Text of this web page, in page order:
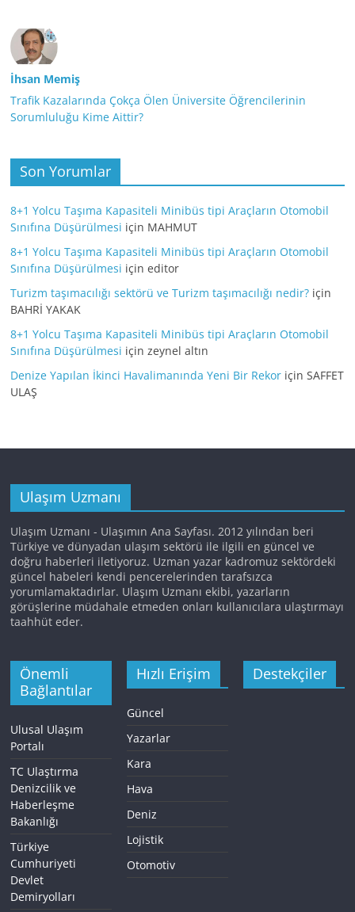
İhsan Memiş
Trafik Kazalarında Çokça Ölen Üniversite Öğrencilerinin
Sorumluluğu Kime Aittir?
Son Yorumlar
8+1 Yolcu Taşıma Kapasiteli Minibüs tipi Araçların Otomobil
Sınıfına Düşürülmesi için MAHMUT
8+1 Yolcu Taşıma Kapasiteli Minibüs tipi Araçların Otomobil
Sınıfına Düşürülmesi içineditor
Turizm taşımacılığı sektörü ve Turizm taşımacılığı nedir? için
BAHRİ YAKAK
8+1 Yolcu Taşıma Kapasiteli Minibüs tipi Araçların Otomobil
Sınıfına Düşürülmesi içinzeynel altın
Denize Yapılan İkinci Havalimanında Yeni Bir Rekor içinSAFFET
ULAŞ
Ulaşım Uzmanı
Ulaşım Uzmanı - Ulaşımın Ana Sayfası. 2012 yılından beri
Türkiye ve dünyadan ulaşım sektörü ile ilgili en güncel ve
doğru haberleri iletiyoruz. Uzman yazar kadromuz sektördeki
güncel habeleri kendi pencerelerinden tarafsızca
yorumlamaktadırlar. Ulaşım Uzmanı ekibi, yazarların
görüşlerine müdahale etmeden onları kullanıcılara ulaştırmayı
taahhüt eder.
Önemli
Bağlantılar
Ulusal Ulaşım
Portalı
TC Ulaştırma
Denizcilik ve
Haberleşme
Bakanlığı
Türkiye
Cumhuriyeti
Devlet
Demiryolları
Hızlı Erişim
Güncel
Yazarlar
Kara
Hava
Deniz
Lojistik
Otomotiv
Destekçiler